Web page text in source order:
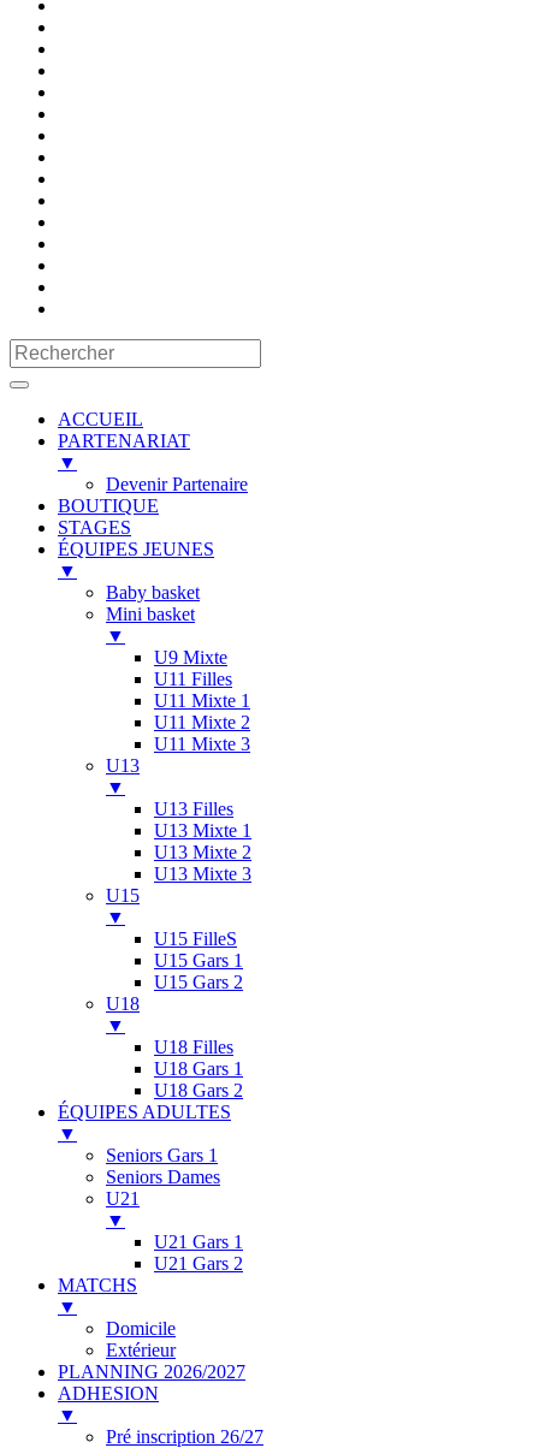
ACCUEIL
PARTENARIAT
▼
Devenir Partenaire
BOUTIQUE
STAGES
ÉQUIPES JEUNES
▼
Baby basket
Mini basket
▼
U9 Mixte
U11 Filles
U11 Mixte 1
U11 Mixte 2
U11 Mixte 3
U13
▼
U13 Filles
U13 Mixte 1
U13 Mixte 2
U13 Mixte 3
U15
▼
U15 FilleS
U15 Gars 1
U15 Gars 2
U18
▼
U18 Filles
U18 Gars 1
U18 Gars 2
ÉQUIPES ADULTES
▼
Seniors Gars 1
Seniors Dames
U21
▼
U21 Gars 1
U21 Gars 2
MATCHS
▼
Domicile
Extérieur
PLANNING 2026/2027
ADHESION
▼
Pré inscription 26/27